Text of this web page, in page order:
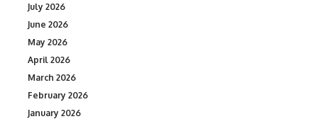
July 2026
June 2026
May 2026
April 2026
March 2026
February 2026
January 2026